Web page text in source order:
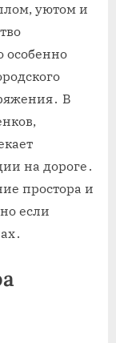
уютом и
особенно
В
на дороге․
простора и
если